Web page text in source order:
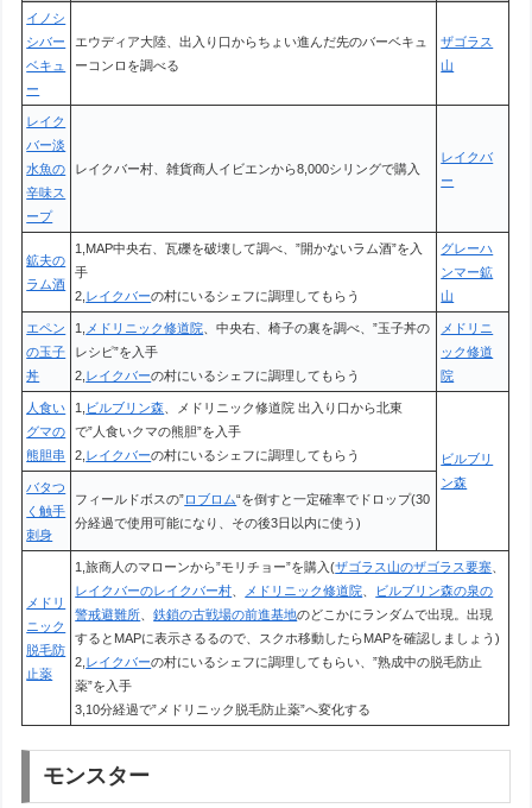
イノシ
シバー
ベキュ
ー
エウディア大陸、出入り口からちょい進んだ先のバーベキュ
ーコンロを調べる
ザゴラス
山
レイク
バー淡
水魚の
辛味ス
ープ
レイクバー村、雑貨商人イビエンから8,000シリングで購入
レイクバ
ー
鉱夫の
ラム酒
1,MAP中央右、瓦礫を破壊して調べ、”開かないラム酒”を入
手
2, レイクバーの村にいるシェフに調理してもらう
グレーハ
ンマー鉱
山
エペン
の玉子
丼
1, メドリニック修道院 、中央右、椅子の裏を調べ、”玉子丼の
レシピ”を入手
2, レイクバーの村にいるシェフに調理してもらう
メドリニ
ック修道
院
人食い
グマの
熊胆串
1, ビルブリン森 、メドリニック修道院 出入り口から北東
で”人食いクマの熊胆”を入手
2, レイクバーの村にいるシェフに調理してもらう
ビルブリ
ン森
バタつ
く触手
刺身
フィールドボスの”ロブロム“を倒すと一定確率でドロップ(30
分経過で使用可能になり、その後3日以内に使う)
メドリ
ニック
脱毛防
止薬
1,旅商人のマローンから”モリチョー”を購入(ザゴラス山のザゴラス要塞
レイクバーのレイクバー村
メドリニック修道院
ビルブリン森の泉の
警戒避難所 、鉄鎖の古戦場の前進基地のどこかにランダムで出現。出現
するとMAPに表示さるるので、スクホ移動したらMAPを確認しましょう)
2, レイクバーの村にいるシェフに調理してもらい、”熟成中の脱毛防止
薬”を入手
3,10分経過で”メドリニック脱毛防止薬”へ変化する
モンスター